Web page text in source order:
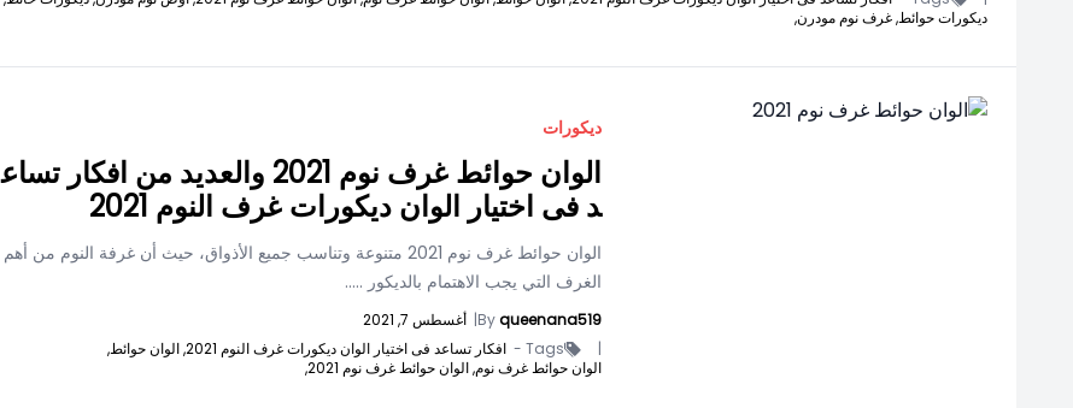
ديكورات حوائط,غرف نوم مودرن,
ديكورات
الوان حوائط غرف نوم 2021 والعديد من افكار تساع
د فى اختيار الوان ديكورات غرف النوم 2021
الوان حوائط غرف نوم 2021 متنوعة وتناسب جميع الأذواق، حيث أن غرفة النوم من أهم
الغرف التي يجب الاهتمام بالديكور .....
Byqueenana519
| أغسطس 7, 2021
|
Tags - افكار تساعد فى اختيار الوان ديكورات غرف النوم 2021,
الوان حوائط,
الوان حوائط غرف نوم,الوان حوائط غرف نوم 2021,